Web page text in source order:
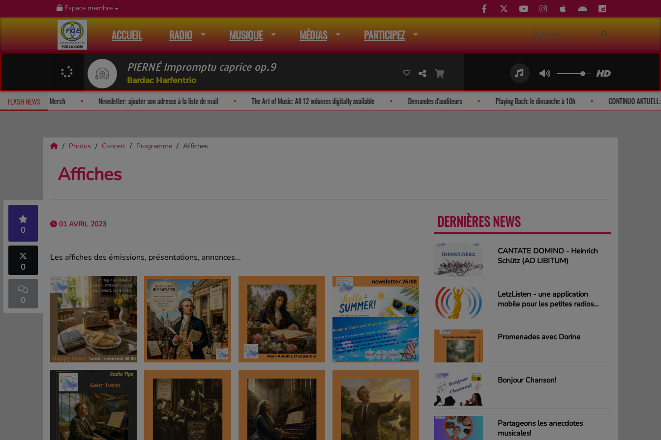
Espace membre
ACCUEIL RADIO MUSIQUE MÉDIAS PARTICIPEZ
PIERNÉ Impromptu caprice op.9
Bardac Harfentrio
FLASH NEWS Fan Releases & Merch Newsletter: ajouter son adresse à la liste de mail The Art of Music: All 12 volumes digitally available Demandes d'auditeurs Playing Bach: le dimanche à 10h
Photos Concert Programme Affiches
Affiches
0
0
0
01 AVRIL 2023
Les affiches des émissions, présentations, annonces...
DERNIÈRES NEWS
CANTATE DOMINO - Heinrich
Schütz (AD LIBITUM)
LetzListen - une application
mobile pour les petites radios
Promenades avec Dorine
Bonjour Chanson!
Partageons les anecdotes
musicales!